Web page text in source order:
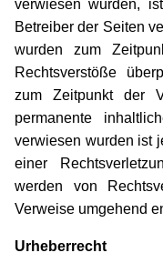
verwiesen wurden,
Betreiber der Seiten
wurden zum
Rechtsverstöße
zum Zeitpunkt der
permanente
verwiesen wurden ist
einer
werden von
Verweise umgehend
Urheberrecht